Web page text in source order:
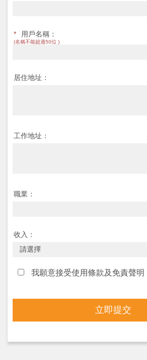
* 用戶名稱：
(名稱不能超過50位 )
居住地址：
工作地址：
職業：
收入：
我願意接受使用條款及免責聲明